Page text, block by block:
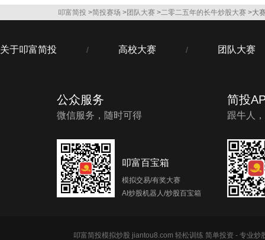
叩富简投 >简投赛场 >团队大赛 >二零二五年的长牛炒股大赛 >大
关于叩富简投 / 高校大赛 / 团队大赛
公众服务
微信服务，随时可得
叩富百宝箱
模拟交易/有奖大赛
AI炒股机器人/炒股百宝箱
简投
跟牛人
叩富简投模拟炒股 jiantou8.com 轻松训练 简单投资 - 专业炒